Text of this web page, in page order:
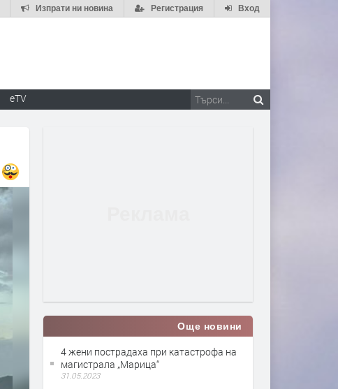
Вход
Регистрация
Изпрати ни новина
eTV
Още новини
4 жени пострадаха при катастрофа на
магистрала „Марица“
31.05.2023